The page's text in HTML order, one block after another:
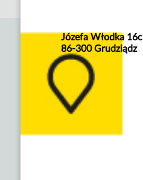
Józefa Włodka 16c
86-300 Grudziądz